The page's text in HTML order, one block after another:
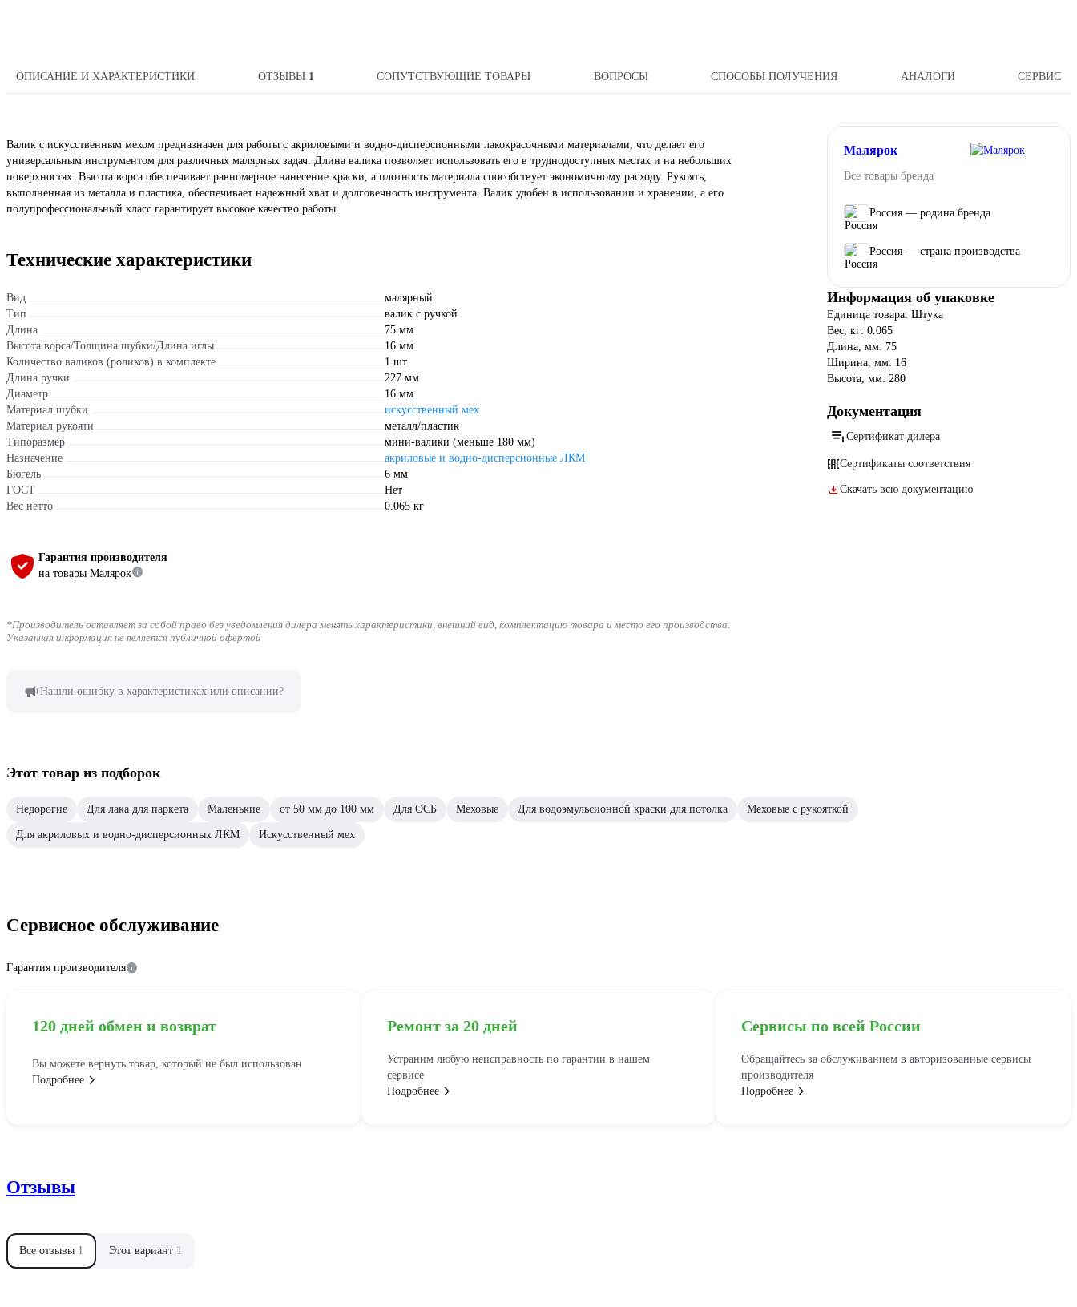
ОПИСАНИЕ И ХАРАКТЕРИСТИКИ ОТЗЫВЫ 1 СОПУТСТВУЮЩИЕ ТОВАРЫ ВОПРОСЫ СПОСОБЫ ПОЛУЧЕНИЯ АНАЛОГИ СЕРВИС
Валик с искусственным мехом предназначен для работы с акриловыми и водно-дисперсионными лакокрасочными материалами, что делает его
универсальным инструментом для различных малярных задач. Длина валика позволяет использовать его в труднодоступных местах и на небольших
поверхностях. Высота ворса обеспечивает равномерное нанесение краски, а плотность материала способствует экономичному расходу. Рукоять,
выполненная из металла и пластика, обеспечивает надежный хват и долговечность инструмента. Валик удобен в использовании и хранении, а его
полупрофессиональный класс гарантирует высокое качество работы.
Технические характеристики
Вид
малярный
Тип
валик с ручкой
Длина
75 мм
Высота ворса/Толщина шубки/Длина иглы
16 мм
Количество валиков (роликов) в комплекте
1 шт
Длина ручки
227 мм
Диаметр
16 мм
Материал шубки
искусственный мех
Материал рукояти
металл/пластик
Типоразмер
мини-валики (меньше 180 мм)
Назначение
акриловые и водно-дисперсионные ЛКМ
Бюгель
6 мм
ГОСТ
Нет
Вес нетто
0.065 кг
Гарантия производителя
на товары Малярок
*Производитель оставляет за собой право без уведомления дилера менять характеристики, внешний вид, комплектацию товара и место его производства.
Указанная информация не является публичной офертой
Нашли ошибку в характеристиках или описании?
Малярок
Все товары бренда
Россия — родина бренда
Россия — страна производства
Информация об упаковке
Единица товара: Штука
Вес, кг: 0.065
Длина, мм: 75
Ширина, мм: 16
Высота, мм: 280
Документация
Сертификат дилера
Сертификаты соответствия
Скачать всю документацию
Этот товар из подборок
Недорогие Для лака для паркета Маленькие от 50 мм до 100 мм Для ОСБ Меховые Для водоэмульсионной краски для потолка Меховые с рукояткой
Для акриловых и водно-дисперсионных ЛКМ Искусственный мех
Сервисное обслуживание
Гарантия производителя
120 дней обмен и возврат
Вы можете вернуть товар, который не был использован
Подробнее
Ремонт за 20 дней
Устраним любую неисправность по гарантии в нашем
сервисе
Подробнее
Сервисы по всей России
Обращайтесь за обслуживанием в авторизованные сервисы
производителя
Подробнее
Отзывы
Все отзывы 1 Этот вариант 1